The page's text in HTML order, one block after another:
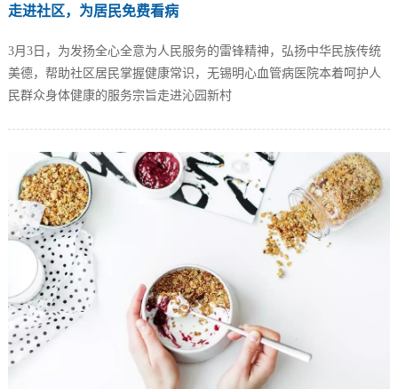
走进社区，为居民免费看病
3月3日，为发扬全心全意为人民服务的雷锋精神，弘扬中华民族传统
美德，帮助社区居民掌握健康常识，无锡明心血管病医院本着呵护人
民群众身体健康的服务宗旨走进沁园新村